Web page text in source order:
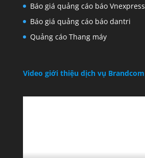
Báo giá quảng cáo báo Vnexpress
Báo giá quảng cáo báo dantri
Quảng cáo Thang máy
Video giới thiệu dịch vụ Brandcom